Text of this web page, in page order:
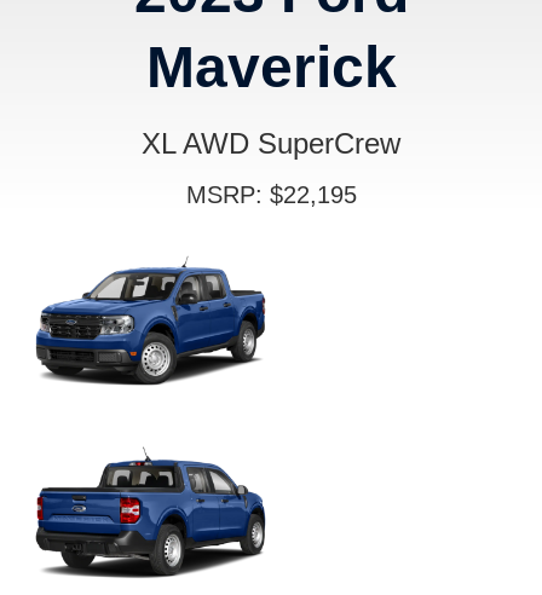
Maverick
XL AWD SuperCrew
MSRP: $22,195